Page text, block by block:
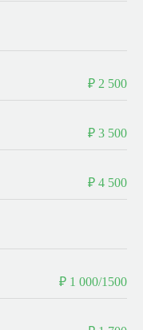
₽ 2 500
₽ 3 500
₽ 4 500
₽ 1 000/1500